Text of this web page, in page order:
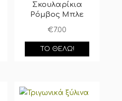
Σκουλαρίκια
Ρόμβος Μπλε
€7.00
ΤΟ ΘΈΛΩ!